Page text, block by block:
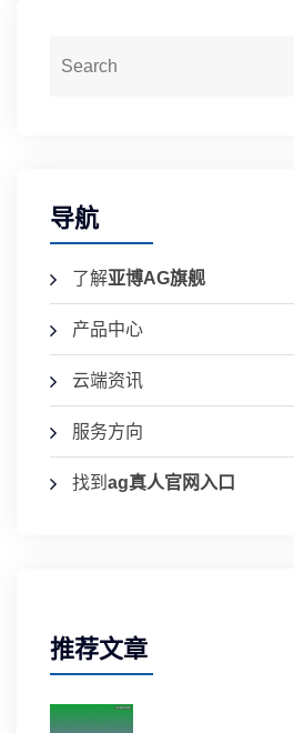
导航
了解亚博AG旗舰
产品中心
云端资讯
服务方向
找到 ag真人官网入口
推荐文章